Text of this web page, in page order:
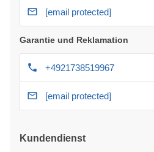
[email protected]
Garantie und Reklamation
+4921738519967
[email protected]
Kundendienst